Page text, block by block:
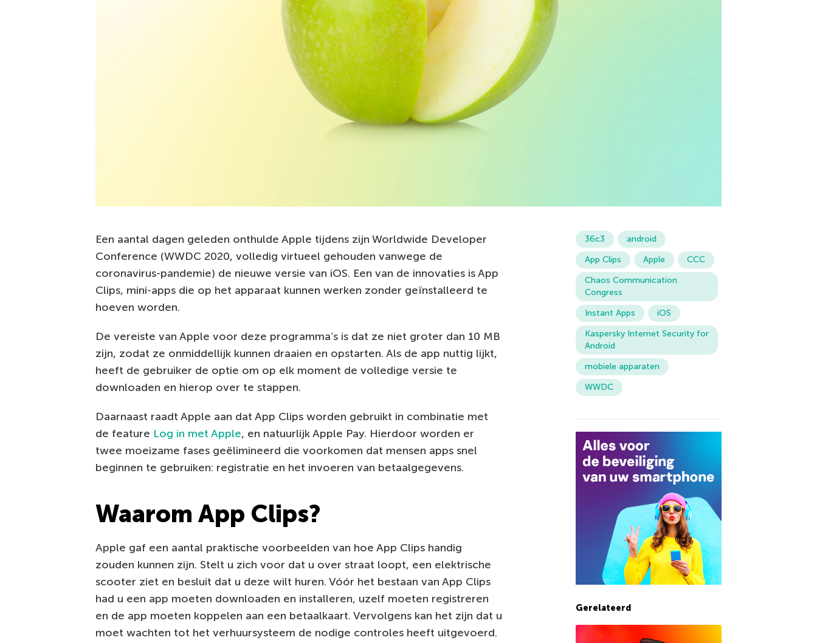
Een aantal dagen geleden onthulde Apple tijdens zijn Worldwide Developer
Conference (WWDC 2020, volledig virtueel gehouden vanwege de
coronavirus-pandemie) de nieuwe versie van iOS. Een van de innovaties is App
Clips, mini-apps die op het apparaat kunnen werken zonder geïnstalleerd te
hoeven worden.
De vereiste van Apple voor deze programma’s is dat ze niet groter dan 10 MB
zijn, zodat ze onmiddellijk kunnen draaien en opstarten. Als de app nuttig lijkt,
heeft de gebruiker de optie om op elk moment de volledige versie te
downloaden en hierop over te stappen.
Daarnaast raadt Apple aan dat App Clips worden gebruikt in combinatie met
de feature Log in met Apple, en natuurlijk Apple Pay. Hierdoor worden er
twee moeizame fases geëlimineerd die voorkomen dat mensen apps snel
beginnen te gebruiken: registratie en het invoeren van betaalgegevens.
Waarom App Clips?
Apple gaf een aantal praktische voorbeelden van hoe App Clips handig
zouden kunnen zijn. Stelt u zich voor dat u over straat loopt, een elektrische
scooter ziet en besluit dat u deze wilt huren. Vóór het bestaan van App Clips
had u een app moeten downloaden en installeren, uzelf moeten registreren
en de app moeten koppelen aan een betaalkaart. Vervolgens kan het zijn dat u
moet wachten tot het verhuursysteem de nodige controles heeft uitgevoerd.
36c3
android
App Clips
Apple
CCC
Chaos Communication
Congress
Instant Apps
iOS
Kaspersky Internet Security for
Android
mobiele apparaten
WWDC
Gerelateerd